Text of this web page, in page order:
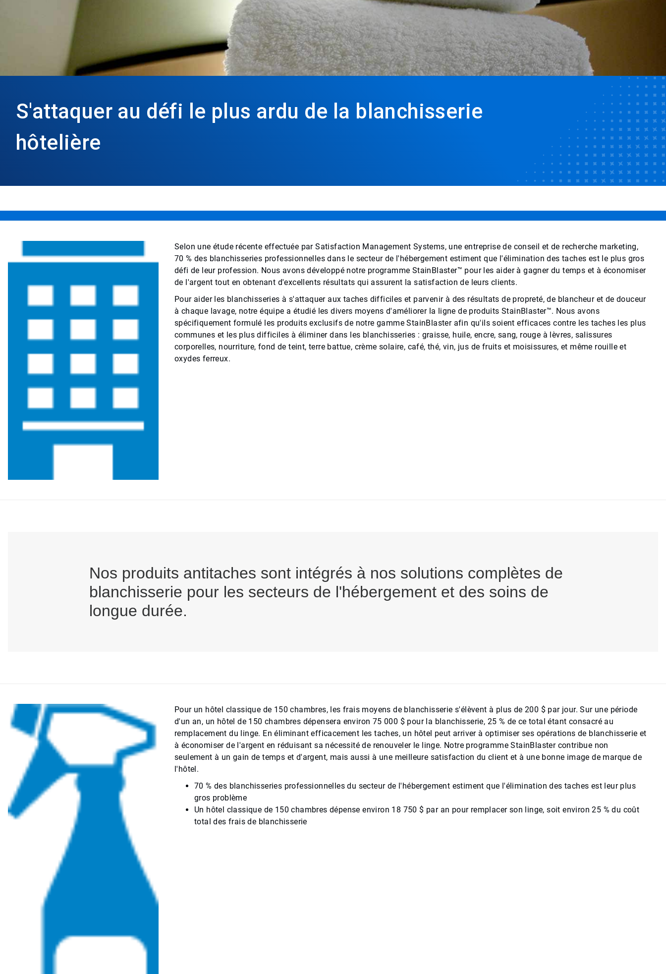
S'attaquer au défi le plus ardu de la blanchisserie
hôtelière
Selon une étude récente effectuée par Satisfaction Management Systems, une entreprise de conseil et de recherche marketing,
70 % des blanchisseries professionnelles dans le secteur de l'hébergement estiment que l'élimination des taches est le plus gros
défi de leur profession. Nous avons développé notre programme StainBlaster™ pour les aider à gagner du temps et à économiser
de l'argent tout en obtenant d'excellents résultats qui assurent la satisfaction de leurs clients.
Pour aider les blanchisseries à s'attaquer aux taches difficiles et parvenir à des résultats de propreté, de blancheur et de douceur
à chaque lavage, notre équipe a étudié les divers moyens d'améliorer la ligne de produits StainBlaster™. Nous avons
spécifiquement formulé les produits exclusifs de notre gamme StainBlaster afin qu'ils soient efficaces contre les taches les plus
communes et les plus difficiles à éliminer dans les blanchisseries : graisse, huile, encre, sang, rouge à lèvres, salissures
corporelles, nourriture, fond de teint, terre battue, crème solaire, café, thé, vin, jus de fruits et moisissures, et même rouille et
oxydes ferreux.
Nos produits antitaches sont intégrés à nos solutions complètes de
blanchisserie pour les secteurs de l'hébergement et des soins de
longue durée.
Pour un hôtel classique de 150 chambres, les frais moyens de blanchisserie s'élèvent à plus de 200 $ par jour. Sur une période
d'un an, un hôtel de 150 chambres dépensera environ 75 000 $ pour la blanchisserie, 25 % de ce total étant consacré au
remplacement du linge. En éliminant efficacement les taches, un hôtel peut arriver à optimiser ses opérations de blanchisserie et
à économiser de l'argent en réduisant sa nécessité de renouveler le linge. Notre programme StainBlaster contribue non
seulement à un gain de temps et d'argent, mais aussi à une meilleure satisfaction du client et à une bonne image de marque de
l'hôtel.
70 % des blanchisseries professionnelles du secteur de l'hébergement estiment que l'élimination des taches est leur plus
gros problème
Un hôtel classique de 150 chambres dépense environ 18 750 $ par an pour remplacer son linge, soit environ 25 % du coût
total des frais de blanchisserie